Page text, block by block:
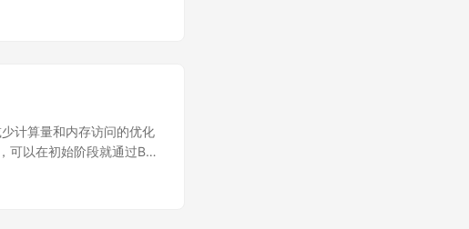
计算量和内存访问的优化
可以在初始阶段就通过BN
数，这样融合后的算子相